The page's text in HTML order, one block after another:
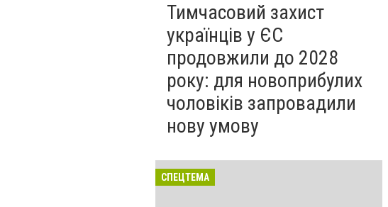
Тимчасовий захист
українців у ЄС
продовжили до 2028
року: для новоприбулих
чоловіків запровадили
нову умову
СПЕЦТЕМА